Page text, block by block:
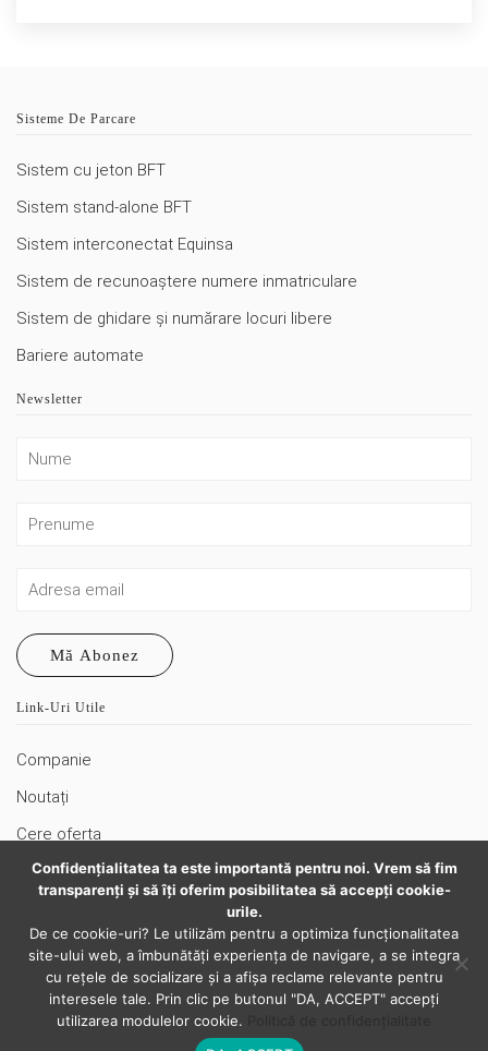
Sisteme De Parcare
Sistem cu jeton BFT
Sistem stand-alone BFT
Sistem interconectat Equinsa
Sistem de recunoaștere numere inmatriculare
Sistem de ghidare și numărare locuri libere
Bariere automate
Newsletter
Mă Abonez
Link-Uri Utile
Companie
Noutați
Cere oferta
Politică de confidențialitate
Politici privind cookies
Harta Site
Confidenţialitatea ta este importantă pentru noi. Vrem să fim
transparenţi și să îţi oferim posibilitatea să accepţi cookie-
urile.
De ce cookie-uri? Le utilizăm pentru a optimiza funcţionalitatea
site-ului web, a îmbunătăţi experienţa de navigare, a se integra
cu reţele de socializare şi a afişa reclame relevante pentru
interesele tale. Prin clic pe butonul "DA, ACCEPT" accepţi
utilizarea modulelor cookie.